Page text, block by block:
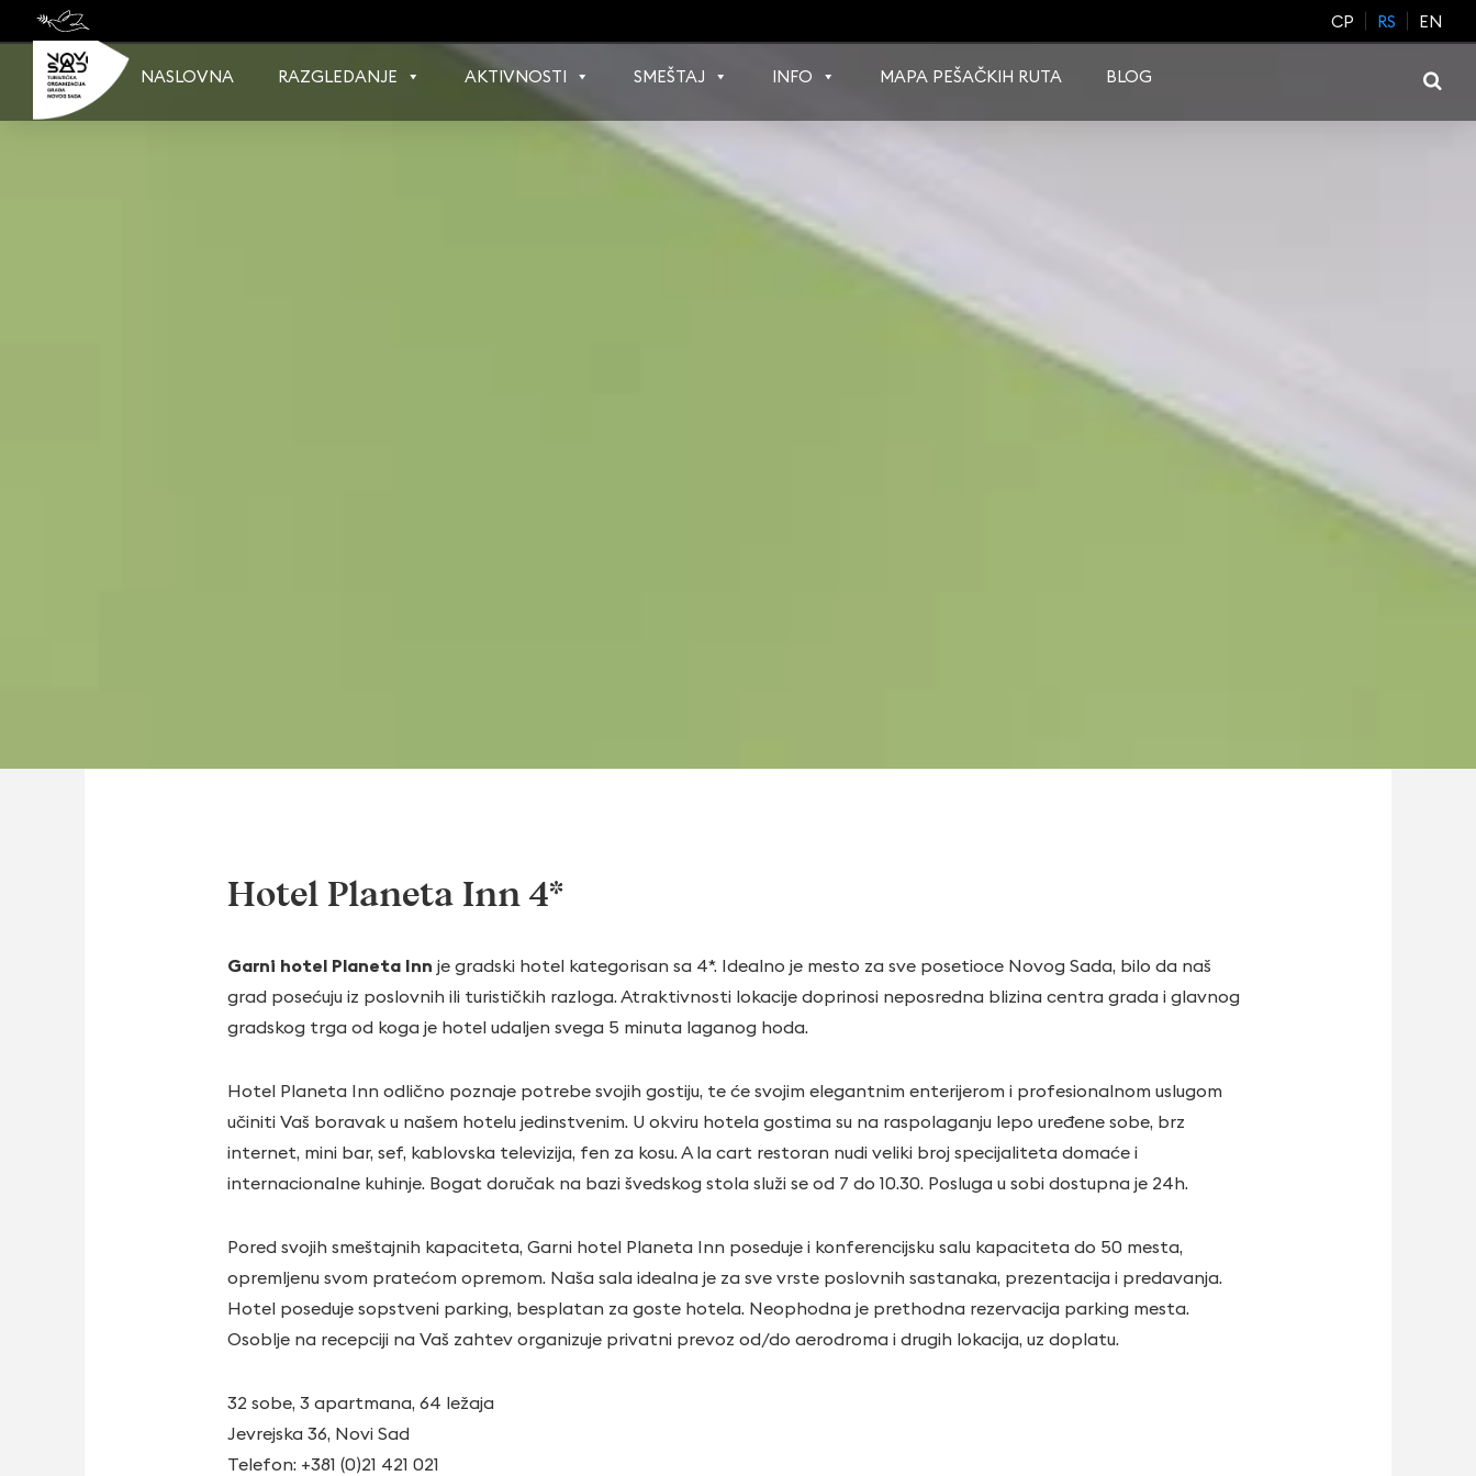
content
CP RS EN
NASLOVNA RAZGLEDANJE AKTIVNOSTI SMEŠTAJ INFO MAPA PEŠAČKIH RUTA BLOG
Hotel Planeta Inn 4*
Garni hotel Planeta Inn je gradski hotel kategorisan sa 4*. Idealno je mesto za sve posetioce Novog Sada, bilo da naš
grad posećuju iz poslovnih ili turističkih razloga. Atraktivnosti lokacije doprinosi neposredna blizina centra grada i glavnog
gradskog trga od koga je hotel udaljen svega 5 minuta laganog hoda.
Hotel Planeta Inn odlično poznaje potrebe svojih gostiju, te će svojim elegantnim enterijerom i profesionalnom uslugom
učiniti Vaš boravak u našem hotelu jedinstvenim. U okviru hotela gostima su na raspolaganju lepo uređene sobe, brz
internet, mini bar, sef, kablovska televizija, fen za kosu. A la cart restoran nudi veliki broj specijaliteta domaće i
internacionalne kuhinje. Bogat doručak na bazi švedskog stola služi se od 7 do 10.30. Posluga u sobi dostupna je 24h.
Pored svojih smeštajnih kapaciteta, Garni hotel Planeta Inn poseduje i konferencijsku salu kapaciteta do 50 mesta,
opremljenu svom pratećom opremom. Naša sala idealna je za sve vrste poslovnih sastanaka, prezentacija i predavanja.
Hotel poseduje sopstveni parking, besplatan za goste hotela. Neophodna je prethodna rezervacija parking mesta.
Osoblje na recepciji na Vaš zahtev organizuje privatni prevoz od/do aerodroma i drugih lokacija, uz doplatu.
32 sobe, 3 apartmana, 64 ležaja
Jevrejska 36, Novi Sad
Telefon: +381 (0)21 421 021